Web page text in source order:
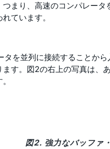
まり、高速のコンパレー
ています。
を並列に接続することか
す。図2の右上の写真は
図2. 強力なバッファ